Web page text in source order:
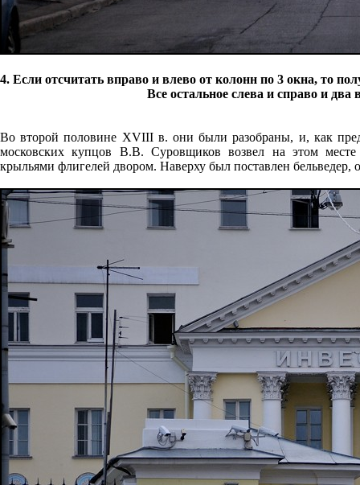
4. Если отсчитать вправо и влево от колонн по 3 окна, то
Все остальное слева и справо и
Во второй половине XVIII в. они были разобраны, и, как
московских купцов В.В. Суровщиков возвел на этом месте
крыльями флигелей двором. Наверху был поставлен бельведер,